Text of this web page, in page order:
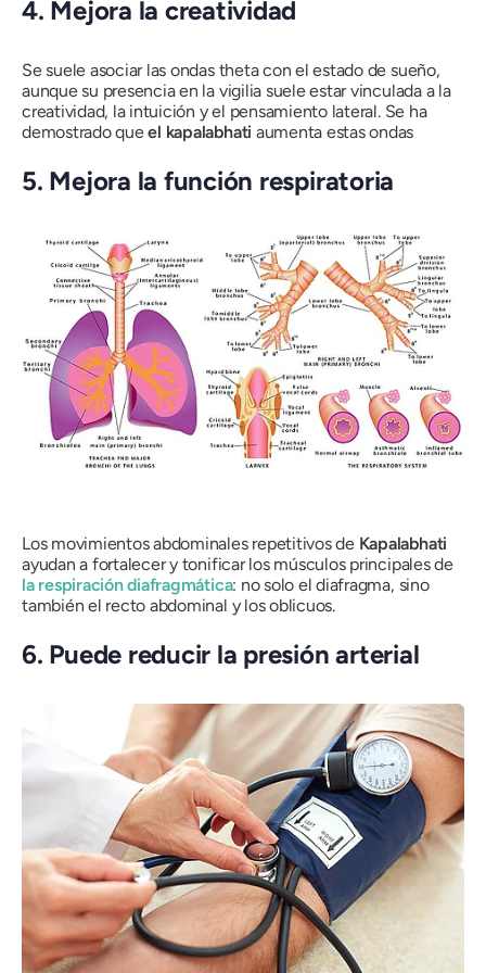
4. Mejora la creatividad
Se suele asociar las ondas theta con el estado de sueño,
aunque su presencia en la vigilia suele estar vinculada a la
creatividad, la intuición y el pensamiento lateral. Se ha
demostrado queel kapalabhati aumenta estas ondas
5. Mejora la función respiratoria
Los movimientos abdominales repetitivos de Kapalabhati
ayudan a fortalecer y tonificar los músculos principales de
la respiración diafragmática: no solo el diafragma, sino
también el recto abdominal y los oblicuos.
6. Puede reducir la presión arterial